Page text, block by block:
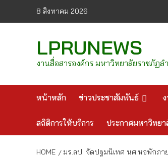
8 สิงหาคม 2026
LPRUNEWS
งานสื่อสารองค์กร มหาวิทยาลัยราชภัฏล
หน้าหลัก ข่าวประชาสัมพันธ์
สถิติการให้บริการ ประกาศมหาวิทย
HOME มร.ลป. จัดปฐมนิเทศ นศ.หอพักภา